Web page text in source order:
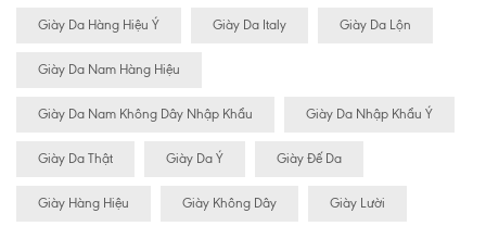
Giày Da Hàng Hiệu Ý Giày Da Italy Giày Da Lộn
Giày Da Nam Hàng Hiệu
Giày Da Nam Không Dây Nhập Khẩu Giày Da Nhập Khẩu Ý
Giày Da Thật Giày Da Ý Giày Đế Da
Giày Hàng Hiệu Giày Không Dây Giày Lười